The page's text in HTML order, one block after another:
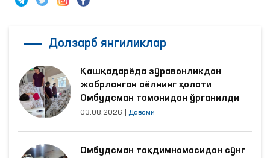
Долзарб янгиликлар
Қашқадарёда зўравонликдан
жабрланган аёлнинг ҳолати
Омбудсман томонидан ўрганилди
03.08.2026 Давоми
Омбудсман тақдимномасидан сўнг